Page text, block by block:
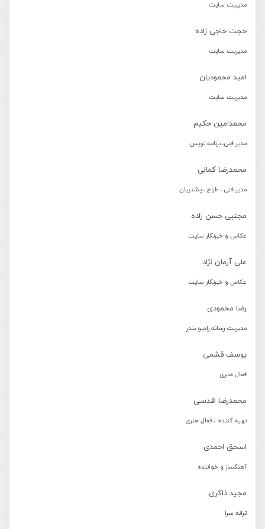
مدیریت سایت
حجت حاجی زاده
مدیریت سایت
امید محمودیان
مدیریت سایت
محمدامین حکیم
مدیر فنی، برنامه نویس
محمدرضا کمالی
مدیر فنی ، طراح ، پشتیبان
مجتبی حسن زاده
عکاس و خبرنگار سایت
علی آرمان نژاد
عکاس و خبرنگار سایت
رضا محمودی
مدیریت رسانه رادیو بندر
یوسف قشمی
فعال هنری
محمدرضا اقدسی
تهیه کننده ، فعال هنری
اسحق احمدی
آهنگساز و خواننده
مجید ذاکری
ترانه سرا